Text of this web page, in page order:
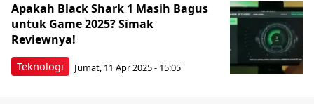
Teknologi
Apakah Black Shark 1 Masih Bagus
untuk Game 2025? Simak
Reviewnya!
Jumat, 11 Apr 2025 - 15:05